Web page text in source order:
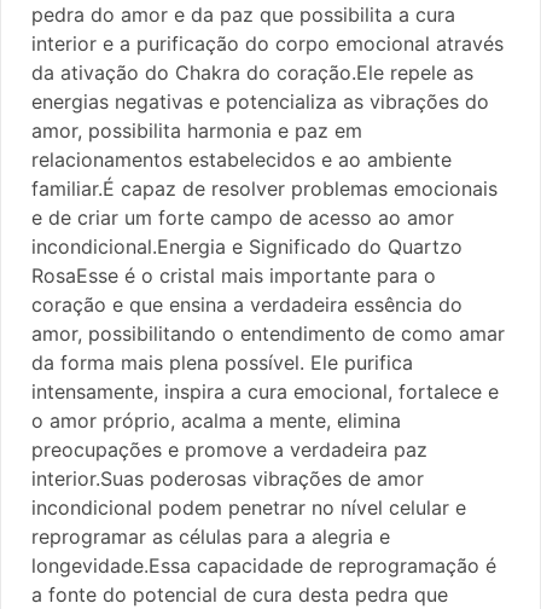
pedra do amor e da paz que possibilita a cura
interior e a purificação do corpo emocional através
da ativação do Chakra do coração.Ele repele as
energias negativas e potencializa as vibrações do
amor, possibilita harmonia e paz em
relacionamentos estabelecidos e ao ambiente
familiar.É capaz de resolver problemas emocionais
e de criar um forte campo de acesso ao amor
incondicional.Energia e Significado do Quartzo
RosaEsse é o cristal mais importante para o
coração e que ensina a verdadeira essência do
amor, possibilitando o entendimento de como amar
da forma mais plena possível. Ele purifica
intensamente, inspira a cura emocional, fortalece e
o amor próprio, acalma a mente, elimina
preocupações e promove a verdadeira paz
interior.Suas poderosas vibrações de amor
incondicional podem penetrar no nível celular e
reprogramar as células para a alegria e
longevidade.Essa capacidade de reprogramação é
a fonte do potencial de cura desta pedra que